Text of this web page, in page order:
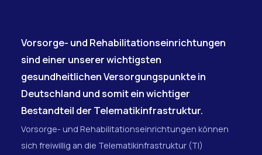
Vorsorge- und Rehabilitationseinrichtungen
sind einer unserer wichtigsten
gesundheitlichen Versorgungspunkte in
Deutschland und somit ein wichtiger
Bestandteil der Telematikinfrastruktur.
Vorsorge- und Rehabilitationseinrichtungen können
sich freiwillig an die Telematikinfrastruktur (TI)